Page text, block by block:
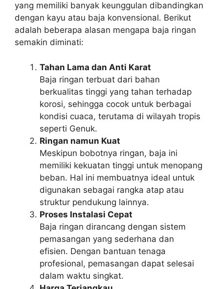
yang memiliki banyak keunggulan dibandingkan
dengan kayu atau baja konvensional. Berikut
adalah beberapa alasan mengapa baja ringan
semakin diminati:
Tahan Lama dan Anti Karat
Baja ringan terbuat dari bahan
berkualitas tinggi yang tahan terhadap
korosi, sehingga cocok untuk berbagai
kondisi cuaca, terutama di wilayah tropis
seperti Genuk.
Ringan namun Kuat
Meskipun bobotnya ringan, baja ini
memiliki kekuatan tinggi untuk menopang
beban. Hal ini membuatnya ideal untuk
digunakan sebagai rangka atap atau
struktur pendukung lainnya.
Proses Instalasi Cepat
Baja ringan dirancang dengan sistem
pemasangan yang sederhana dan
efisien. Dengan bantuan tenaga
profesional, pemasangan dapat selesai
dalam waktu singkat.